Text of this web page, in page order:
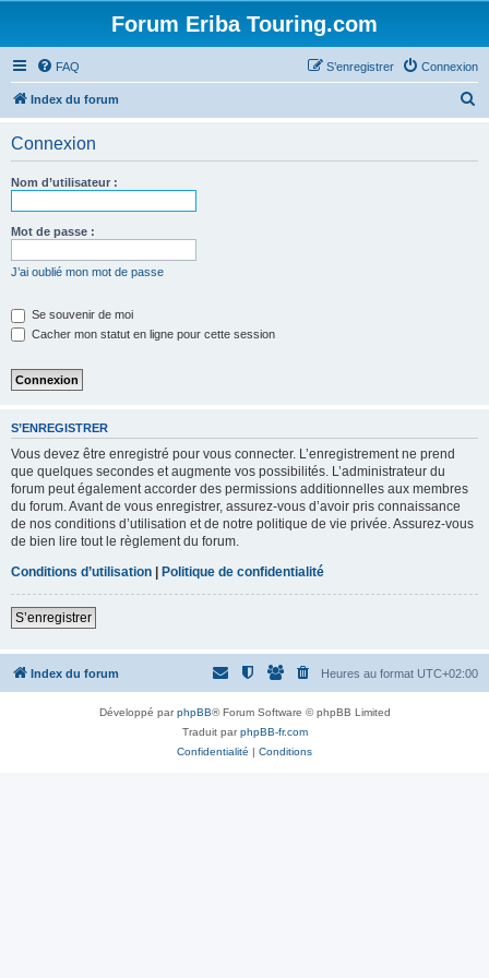
Forum Eriba Touring.com
FAQ Connexion
S’enregistrer
Index du forum
Connexion
Nom d’utilisateur :
Mot de passe :
J’ai oublié mon mot de passe
Se souvenir de moi
Cacher mon statut en ligne pour cette session
S’ENREGISTRER
Vous devez être enregistré pour vous connecter. L’enregistrement ne prend
que quelques secondes et augmente vos possibilités. L’administrateur du
forum peut également accorder des permissions additionnelles aux membres
du forum. Avant de vous enregistrer, assurez-vous d’avoir pris connaissance
de nos conditions d’utilisation et de notre politique de vie privée. Assurez-vous
de bien lire tout le règlement du forum.
Conditions d’utilisation | Politique de confidentialité
S’enregistrer
Index du forum Heures au format UTC+02:00
Développé parphpBB® Forum Software © phpBB Limited
Traduit parphpBB-fr.com
Confidentialité | Conditions